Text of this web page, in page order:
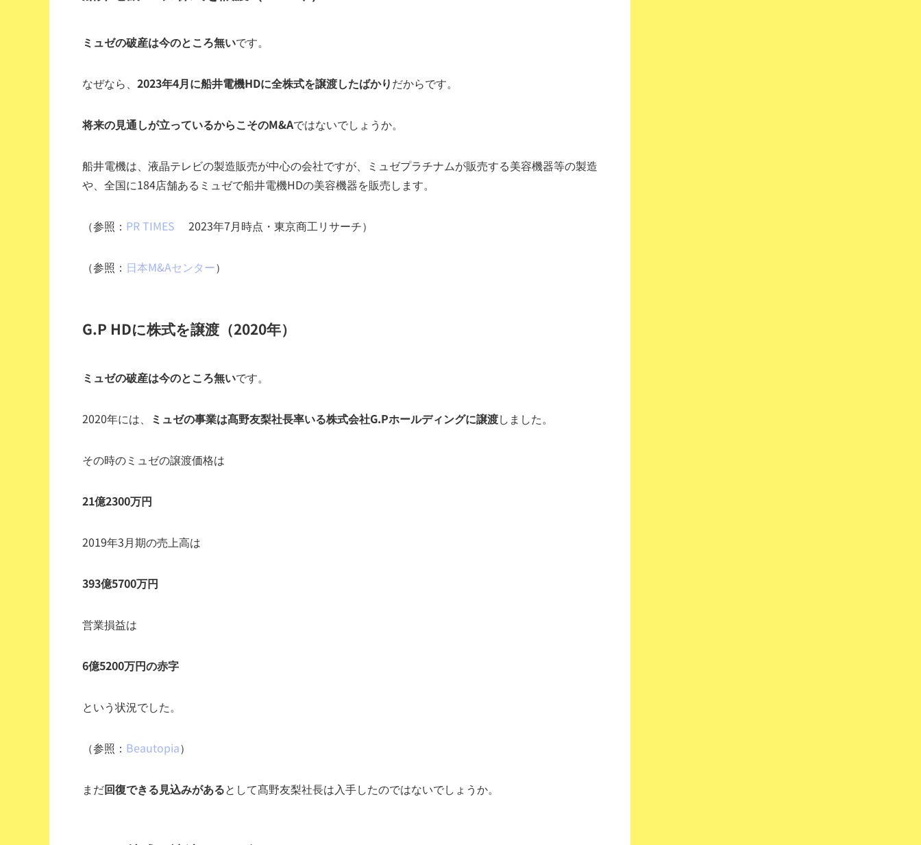
ミュゼの破産は今のところ無いです。
なぜなら、 2023年4月に船井電機HDに全株式を譲渡したばかりだからです。
将来の見通しが立っているからこそのM&Aではないでしょうか。
船井電機は、液晶テレビの製造販売が中心の会社ですが、ミュゼプラチナムが販売する美容機器等の製造
や、全国に184店舗あるミュゼで船井電機HDの美容機器を販売します。
（参照： PR TIMES 2023年7月時点・東京商工リサーチ）
（参照： 日本M&Aセンター）
G.P HDに株式を譲渡（2020年）
ミュゼの破産は今のところ無いです。
2020年には、 ミュゼの事業は髙野友梨社長率いる株式会社G.Pホールディングに譲渡しました。
その時のミュゼの譲渡価格は
21億2300万円
2019年3月期の売上高は
393億5700万円
営業損益は
6億5200万円の赤字
という状況でした。
（参照： Beautopia）
まだ回復できる見込みがあるとして髙野友梨社長は入手したのではないでしょうか。